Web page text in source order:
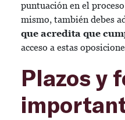
puntuación en el
mismo, también debes
que acredita que
acceso a estas
Plazos y